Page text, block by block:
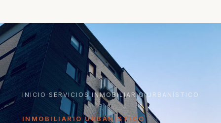
INICIO · SERVICIOS· INMOBILIARIO URBANÍSTICO
INMOBILIARIO URBANÍSTICO